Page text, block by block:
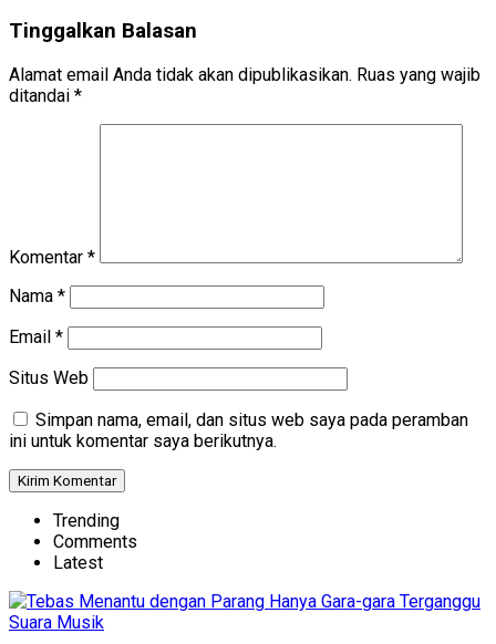
Tinggalkan Balasan
Alamat email Anda tidak akan dipublikasikan. Ruas yang wajib
ditandai *
Komentar *
Nama *
Email *
Situs Web
Simpan nama, email, dan situs web saya pada peramban
ini untuk komentar saya berikutnya.
Trending
Comments
Latest